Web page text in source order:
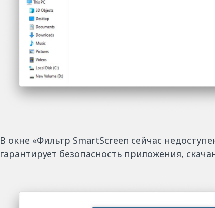
В окне «Фильтр SmartScreen сейчас
гарантирует безопасность приложения,